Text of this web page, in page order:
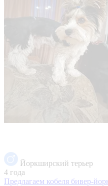
Йоркширский терьер
4 года
Предлагаем кобеля бивер-